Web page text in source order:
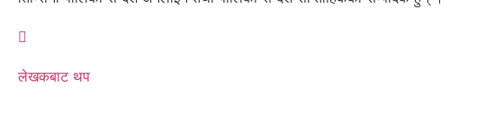
लेखकबाट थप